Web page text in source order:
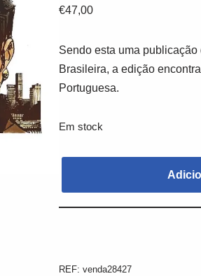
€47,00
Sendo esta uma publicação
Brasileira, a edição
Portuguesa.
Em stock
REF:venda28427